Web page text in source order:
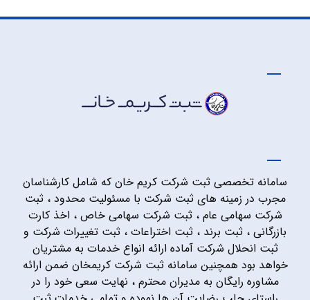
سامانه تخصصی ثبت شرکت کریم خان که شامل کارشناسان
مجرب در زمینه های ثبت شرکت با مسئولیت محدود ، ثبت
شرکت سهامی عام ، ثبت شرکت سهامی خاص ، اخذ کارت
بازرگانی ، ثبت برند ، ثبت اختراعات ، ثبت تغییرات شرکت و
ثبت انحلال شرکت آماده ارائه انواع خدمات به مشتریان
خواهد بود همچنین سامانه ثبت شرکت کریمخان ضمن ارائه
مشاوره رایگان به مدیران محترم ، نهایت سعی خود را در